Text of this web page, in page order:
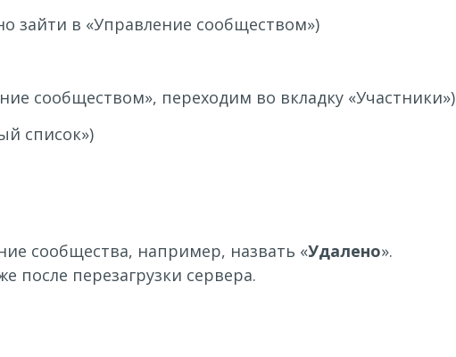
зайти в «Управление сообществом»)
сообществом», переходим во вкладку «Участники»)
список»)
сообщества, например, назвать «Удалено».
после перезагрузки сервера.